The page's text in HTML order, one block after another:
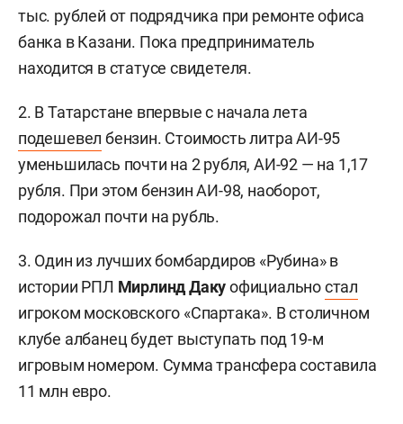
тыс. рублей от подрядчика при ремонте офиса
банка в Казани. Пока предприниматель
находится в статусе свидетеля.
2. В Татарстане впервые с начала лета
подешевел бензин. Стоимость литра АИ-95
уменьшилась почти на 2 рубля, АИ-92 — на 1,17
рубля. При этом бензин АИ-98, наоборот,
подорожал почти на рубль.
3. Один из лучших бомбардиров «Рубина» в
истории РПЛ Мирлинд Дакуофициальностал
игроком московского «Спартака». В столичном
клубе албанец будет выступать под 19-м
игровым номером. Сумма трансфера составила
11 млн евро.